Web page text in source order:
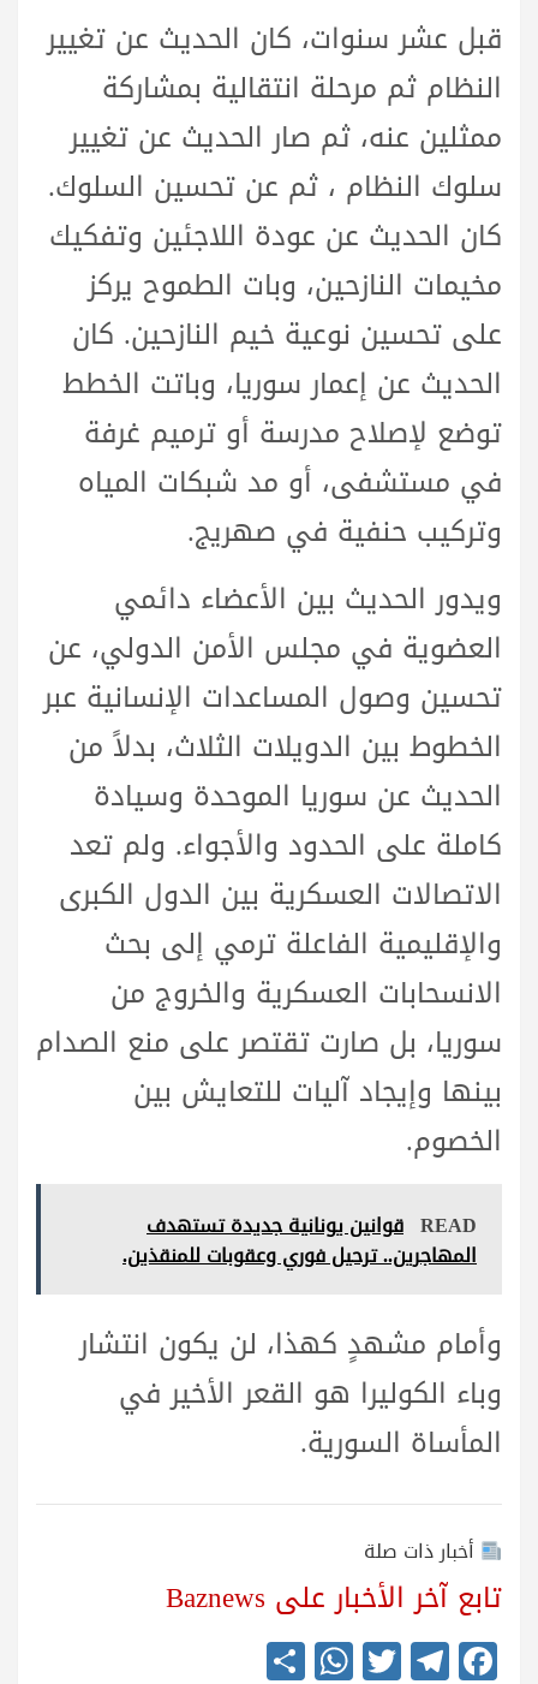
قبل عشر سنوات، كان الحديث عن تغيير
النظام ثم مرحلة انتقالية بمشاركة
ممثلين عنه، ثم صار الحديث عن تغيير
سلوك النظام ، ثم عن تحسين السلوك.
كان الحديث عن عودة اللاجئين وتفكيك
مخيمات النازحين، وبات الطموح يركز
على تحسين نوعية خيم النازحين. كان
الحديث عن إعمار سوريا، وباتت الخطط
توضع لإصلاح مدرسة أو ترميم غرفة
في مستشفى، أو مد شبكات المياه
وتركيب حنفية في صهريج.
ويدور الحديث بين الأعضاء دائمي
العضوية في مجلس الأمن الدولي، عن
تحسين وصول المساعدات الإنسانية عبر
الخطوط بين الدويلات الثلاث، بدلاً من
الحديث عن سوريا الموحدة وسيادة
كاملة على الحدود والأجواء. ولم تعد
الاتصالات العسكرية بين الدول الكبرى
والإقليمية الفاعلة ترمي إلى بحث
الانسحابات العسكرية والخروج من
سوريا، بل صارت تقتصر على منع الصدام
بينها وإيجاد آليات للتعايش بين
الخصوم.
READ قوانين يونانية جديدة تستهدف
المهاجرين.. ترحيل فوري وعقوبات للمنقذين.
وأمام مشهدٍ كهذا، لن يكون انتشار
وباء الكوليرا هو القعر الأخير في
المأساة السورية.
أخبار ذات صلة
تابع آخر الأخبار على Baznews
Fa
Te
T
W